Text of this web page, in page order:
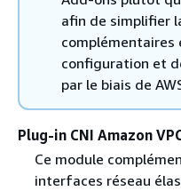
afin de simplifier
configuration et
par le biais de
Plug-in CNI Amazon
Ce module
interfaces réseau